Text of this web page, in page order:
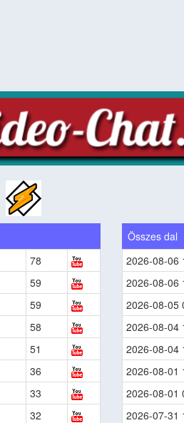
78
59
59
58
51
36
33
32
Összes dal
2026-08-06
2026-08-06
2026-08-05
2026-08-04
2026-08-04
2026-08-01
2026-08-01
2026-07-31